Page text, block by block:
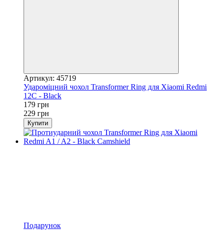
Артикул: 45719
Удароміцний чохол Transformer Ring для Xiaomi Redmi
12C - Black
179 грн
229 грн
Купити
Подарунок